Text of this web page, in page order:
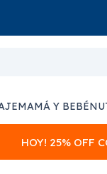
MAMÁ Y BEBÉ
HOY! 25% OFF